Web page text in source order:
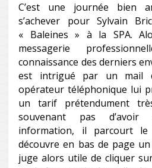
C’est une journée bien
s’achever pour Sylvain
« Baleines » à la SPA.
messagerie
connaissance des derniers
est intrigué par un mail
opérateur téléphonique lui
un tarif prétendument
souvenant pas
information, il parcourt
découvre en bas de page
juge alors utile de cliquer